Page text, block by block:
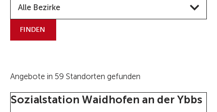
Alle Bezirke
FINDEN
Angebote in 59 Standorten gefunden
Sozialstation Waidhofen an der Ybbs